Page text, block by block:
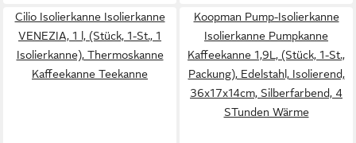
Cilio Isolierkanne Isolierkanne
VENEZIA, 1 l, (Stück, 1-St., 1
Isolierkanne), Thermoskanne
Kaffeekanne Teekanne
Koopman Pump-Isolierkanne
Isolierkanne Pumpkanne
Kaffeekanne 1,9L, (Stück, 1-St.,
Packung), Edelstahl, Isolierend,
36x17x14cm, Silberfarbend, 4
STunden Wärme